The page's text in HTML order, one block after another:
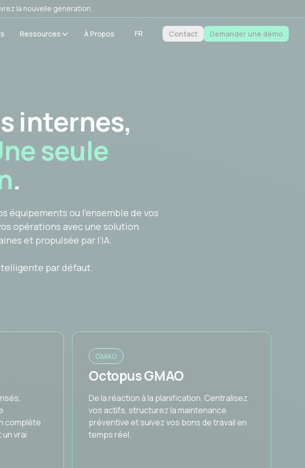
la nouvelle génération.
Ressources À Propos FR Contact Demander une démo
internes,
seule
.
équipements ou l’ensemble de vos
opérations avec une solution
et propulsée par l’IA.
par défaut.
complète
vrai
GMAO
Octopus GMAO
De la réaction à la planification. Centralisez
vos actifs, structurez la maintenance
préventive et suivez vos bons de travail en
temps réel.